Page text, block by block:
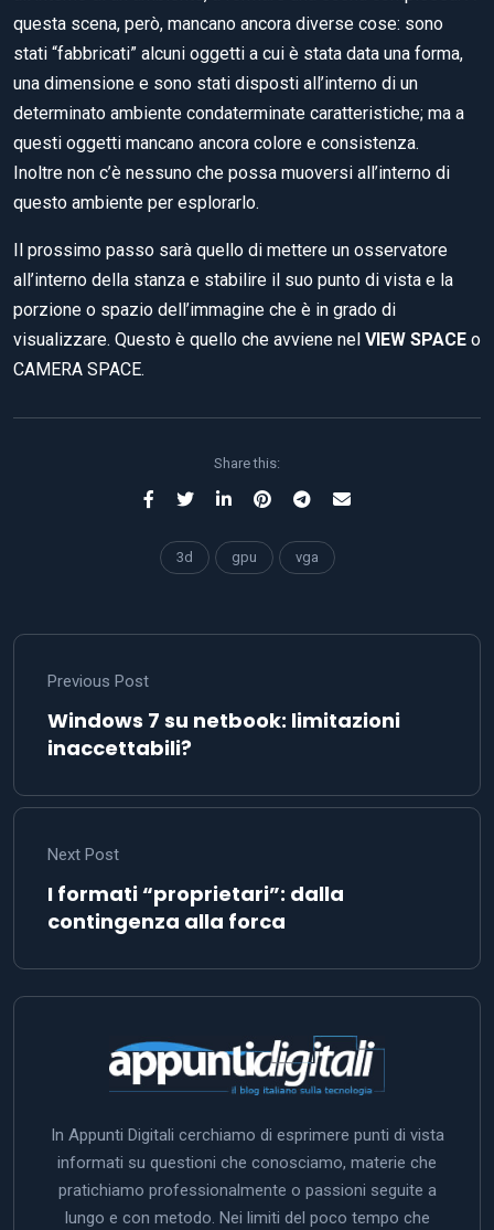
questa scena, però, mancano ancora diverse cose: sono
stati “fabbricati” alcuni oggetti a cui è stata data una forma,
una dimensione e sono stati disposti all’interno di un
determinato ambiente condaterminate caratteristiche; ma a
questi oggetti mancano ancora colore e consistenza.
Inoltre non c’è nessuno che possa muoversi all’interno di
questo ambiente per esplorarlo.
Il prossimo passo sarà quello di mettere un osservatore
all’interno della stanza e stabilire il suo punto di vista e la
porzione o spazio dell’immagine che è in grado di
visualizzare. Questo è quello che avviene nel VIEW SPACE o
CAMERA SPACE.
Share this:
3d gpu vga
Previous Post
Windows 7 su netbook: limitazioni
inaccettabili?
Next Post
I formati “proprietari”: dalla
contingenza alla forca
In Appunti Digitali cerchiamo di esprimere punti di vista
informati su questioni che conosciamo, materie che
pratichiamo professionalmente o passioni seguite a
lungo e con metodo. Nei limiti del poco tempo che